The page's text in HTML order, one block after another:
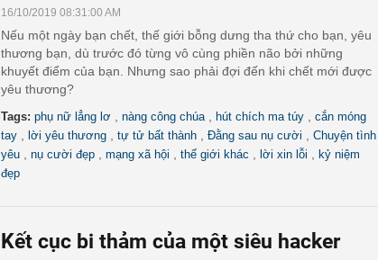
16/10/2019 08:31:00 AM
Nếu một ngày bạn chết, thế giới bỗng dưng tha thứ cho bạn, yêu
thương bạn, dù trước đó từng vô cùng phiền não bởi những
khuyết điểm của bạn. Nhưng sao phải đợi đến khi chết mới được
yêu thương?
Tags: phụ nữ lẳng lơ nàng công chúa hút chích ma túy
cắn móng
tay
lời yêu thương tự tử bất thành Đằng sau nụ cười
Chuyện tình
yêu
nụ cười đẹp mạng xã hội thế giới khác lời xin lỗi
kỷ niệm
đẹp
Kết cục bi thảm của một siêu hacker